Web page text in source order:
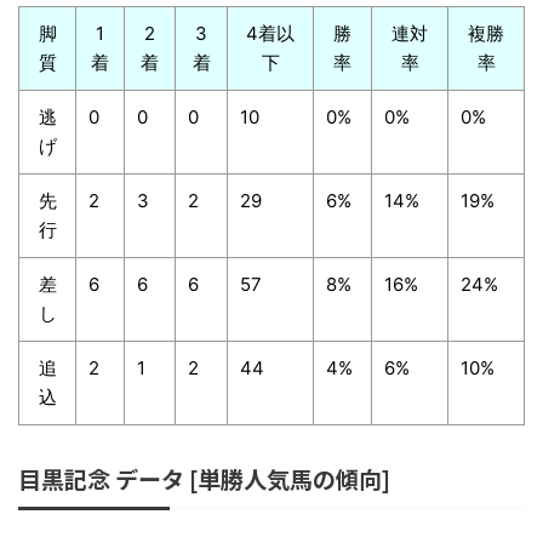
脚
質
1
着
2
着
3
着
4着以
下
勝
率
連対
率
複勝
率
逃
げ
0 0 0 10 0% 0% 0%
先
行
2 3 2 29 6% 14% 19%
差
し
6 6 6 57 8% 16% 24%
追
込
2 1 2 44 4% 6% 10%
目黒記念 データ [単勝人気馬の傾向]